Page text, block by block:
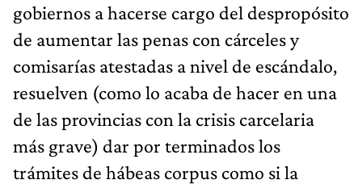
gobiernos a hacerse cargo del despropósito
de aumentar las penas con cárceles y
comisarías atestadas a nivel de escándalo,
resuelven (como lo acaba de hacer en una
de las provincias con la crisis carcelaria
más grave) dar por terminados los
trámites de hábeas corpus como si la